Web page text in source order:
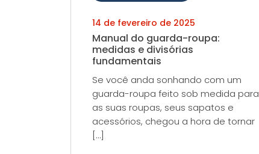
14 de fevereiro de 2025
Manual do guarda-roupa:
medidas e divisórias
fundamentais
Se você anda sonhando com um
guarda-roupa feito sob medida para
as suas roupas, seus sapatos e
acessórios, chegou a hora de tornar
[…]